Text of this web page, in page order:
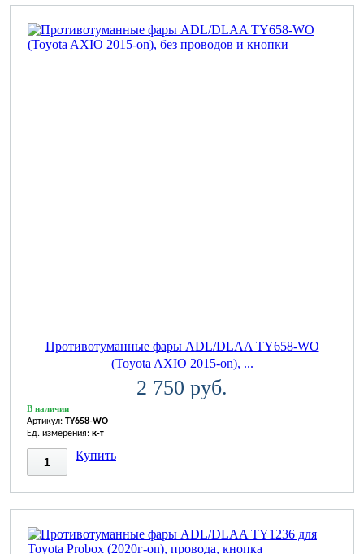
Противотуманные фары ADL/DLAA TY658-WO
(Toyota AXIO 2015-on), ...
2 750 руб.
В наличии
Артикул: TY658-WO
Ед. измерения: к-т
Купить